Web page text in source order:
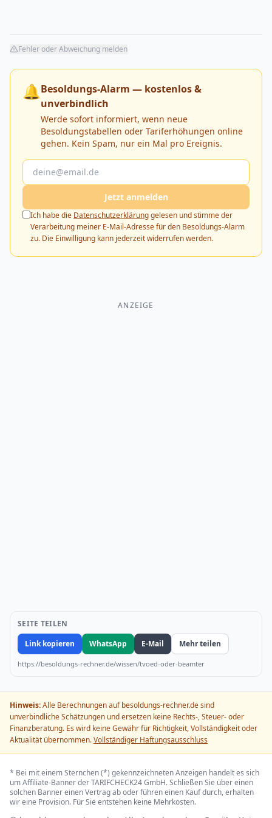
Fehler oder Abweichung melden
🔔Besoldungs-Alarm — kostenlos &
unverbindlich
Werde sofort informiert, wenn neue
Besoldungstabellen oder Tariferhöhungen online
gehen. Kein Spam, nur ein Mal pro Ereignis.
Jetzt anmelden
Ich habe die Datenschutzerklärunggelesen und stimme der
Verarbeitung meiner E-Mail-Adresse für den Besoldungs-Alarm
zu. Die Einwilligung kann jederzeit widerrufen werden.
ANZEIGE
SEITE TEILEN
Link kopieren
WhatsApp E-Mail Mehr teilen
https://besoldungs-rechner.de/wissen/tvoed-oder-beamter
Hinweis:Alle Berechnungen auf besoldungs-rechner.de sind
unverbindliche Schätzungen und ersetzen keine Rechts-, Steuer- oder
Finanzberatung. Es wird keine Gewähr für Richtigkeit, Vollständigkeit oder
Aktualität übernommen.Vollständiger Haftungsausschluss
* Bei mit einem Sternchen (*) gekennzeichneten Anzeigen handelt es sich
um Affiliate-Banner der TARIFCHECK24 GmbH. Schließen Sie über einen
solchen Banner einen Vertrag ab oder führen einen Kauf durch, erhalten
wir eine Provision. Für Sie entstehen keine Mehrkosten.